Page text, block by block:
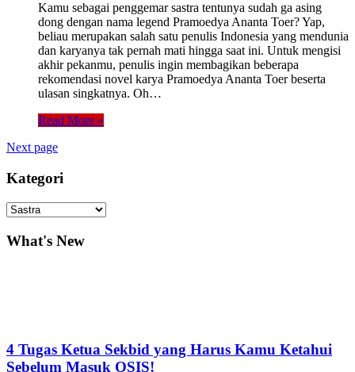
Kamu sebagai penggemar sastra tentunya sudah ga asing
dong dengan nama legend Pramoedya Ananta Toer? Yap,
beliau merupakan salah satu penulis Indonesia yang mendunia
dan karyanya tak pernah mati hingga saat ini. Untuk mengisi
akhir pekanmu, penulis ingin membagikan beberapa
rekomendasi novel karya Pramoedya Ananta Toer beserta
ulasan singkatnya. Oh…
Read More »
Next page
Kategori
Kategori
What's New
4 Tugas Ketua Sekbid yang Harus Kamu Ketahui
Sebelum Masuk OSIS!